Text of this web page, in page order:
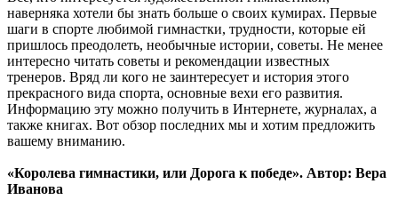
наверняка хотели бы знать больше о своих кумирах. Первые
шаги в спорте любимой гимнастки, трудности, которые ей
пришлось преодолеть, необычные истории, советы. Не менее
интересно читать советы и рекомендации известных
тренеров. Вряд ли кого не заинтересует и история этого
прекрасного вида спорта, основные вехи его развития.
Информацию эту можно получить в Интернете, журналах, а
также книгах. Вот обзор последних мы и хотим предложить
вашему вниманию.
«Королева гимнастики, или Дорога к победе». Автор: Вера
Иванова